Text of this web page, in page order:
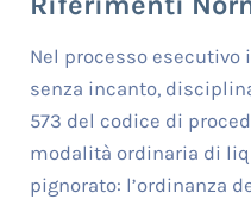
Nel processo
senza incanto,
573 del codice di
modalità ordinaria di
pignorato: l’ordinanza